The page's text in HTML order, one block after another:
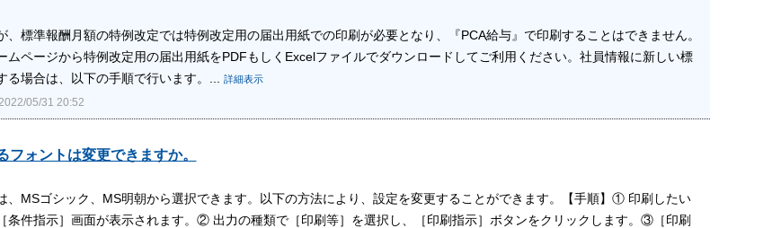
、標準報酬月額の特例改定では特例改定用の届出用紙での印刷が必要となり、『PCA給与』で印刷することはできません。
ムページから特例改定用の届出用紙をPDFもしくExcelファイルでダウンロードしてご利用ください。社員情報に新しい標
る場合は、以下の手順で行います。...
詳細表示
05/31 20:52
フォントは変更できますか。
、MSゴシック、MS明朝から選択できます。以下の方法により、設定を変更することができます。【手順】① 印刷したい
条件指示］画面が表示されます。② 出力の種類で［印刷等］を選択し、［印刷指示］ボタンをクリックします。③［印刷